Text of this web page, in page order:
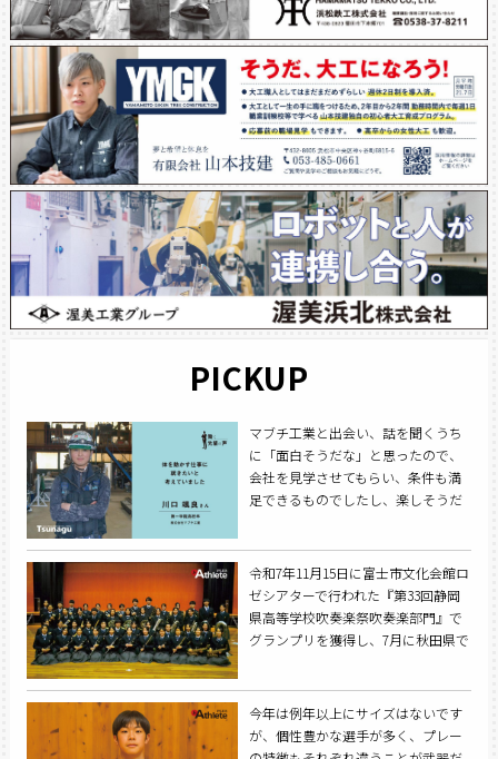
PICKUP
マブチ工業と出会い、話を聞くうち
に「面白そうだな」と思ったので、
会社を見学させてもらい、条件も満
足できるものでしたし、楽しそうだ
令和7年11月15日に富士市文化会館ロ
ゼシアターで行われた『第33回静岡
県高等学校吹奏楽祭吹奏楽部門』で
グランプリを獲得し、7月に秋田県で
今年は例年以上にサイズはないです
が、個性豊かな選手が多く、プレー